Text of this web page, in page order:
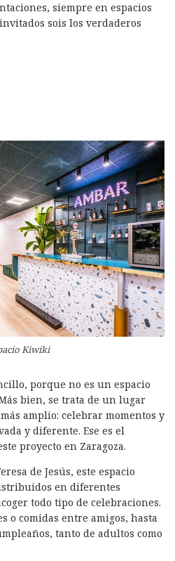
siempre en espacios
sois los verdaderos
Kiwiki
porque no es un espacio
bien, se trata de un lugar
amplio: celebrar momentos y
y diferente. Ese es el
proyecto en Zaragoza.
de Jesús, este espacio
en diferentes
todo tipo de celebraciones.
o comidas entre amigos, hasta
tanto de adultos como